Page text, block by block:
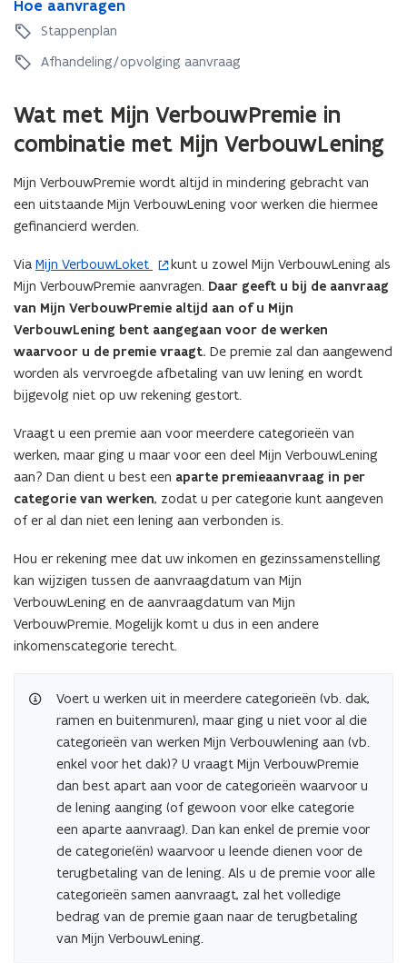
g
r
a
g
o
e
a
r
a
e
Hoe aanvragen
H
o
e
a
v
r
a
g
n
Stappenplan
Afhandeling/opvolging aanvraag
Wat met Mijn VerbouwPremie in
combinatie met Mijn VerbouwLening
Mijn VerbouwPremie wordt altijd in mindering gebracht van
een uitstaande Mijn VerbouwLening voor werken die hiermee
gefinancierd werden.
Via Mijn VerbouwLoket
(
o
p
e
n
t
i
n
i
e
u
w
)
kunt u zowel Mijn VerbouwLening als
Mijn VerbouwPremie aanvragen. Daar geeft u bij de aanvraag
van Mijn VerbouwPremie altijd aan of u Mijn
VerbouwLening bent aangegaan voor de werken
waarvoor u de premie vraagt. De premie zal dan aangewend
worden als vervroegde afbetaling van uw lening en wordt
bijgevolg niet op uw rekening gestort.
Vraagt u een premie aan voor meerdere categorieën van
werken, maar ging u maar voor een deel Mijn VerbouwLening
aan? Dan dient u best een aparte premieaanvraag in per
categorie van werken, zodat u per categorie kunt aangeven
of er al dan niet een lening aan verbonden is.
Hou er rekening mee dat uw inkomen en gezinssamenstelling
kan wijzigen tussen de aanvraagdatum van Mijn
VerbouwLening en de aanvraagdatum van Mijn
VerbouwPremie. Mogelijk komt u dus in een andere
inkomenscategorie terecht.
Voert u werken uit in meerdere categorieën (vb. dak,
ramen en buitenmuren), maar ging u niet voor al die
categorieën van werken Mijn Verbouwlening aan (vb.
enkel voor het dak)? U vraagt Mijn VerbouwPremie
dan best apart aan voor de categorieën waarvoor u
de lening aanging (of gewoon voor elke categorie
een aparte aanvraag). Dan kan enkel de premie voor
de categorie(ën) waarvoor u leende dienen voor de
terugbetaling van de lening. Als u de premie voor alle
categorieën samen aanvraagt, zal het volledige
bedrag van de premie gaan naar de terugbetaling
van Mijn VerbouwLening.